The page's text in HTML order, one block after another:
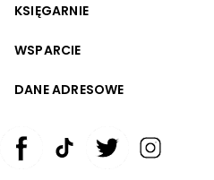
KSIĘGARNIE
WSPARCIE
DANE ADRESOWE
Zwiększ rozmiar czcionki